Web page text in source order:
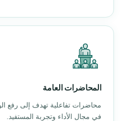
المحاضرات العامة
محاضرات تفاعلية تهدف إلى رفع
في مجال الأداء وتجربة المستفيد.